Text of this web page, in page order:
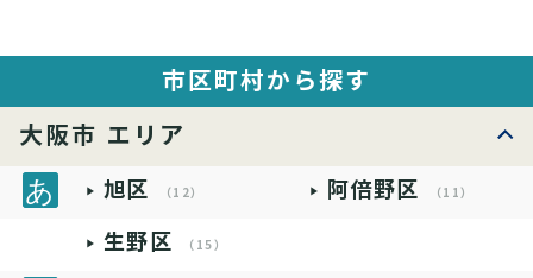
市区町村から探す
大阪市 エリア
旭区 （12） 阿倍野区 （11）
生野区 （15）